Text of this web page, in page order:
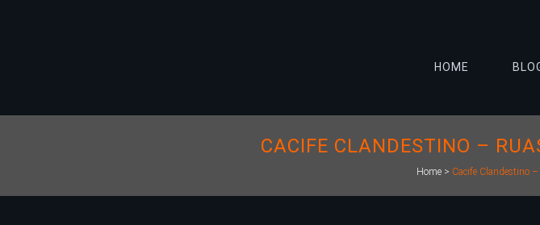
HOME
CACIFE CLANDESTINO –
Home> Cacife Clandestino